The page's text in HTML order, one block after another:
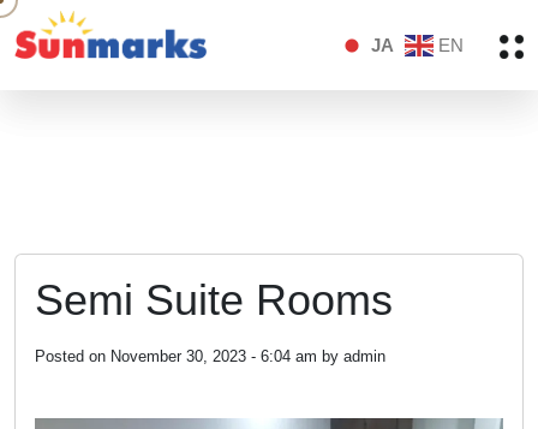
Skip to main content
JA EN
Semi Suite Rooms
Posted on November 30, 2023 - 6:04 am by admin